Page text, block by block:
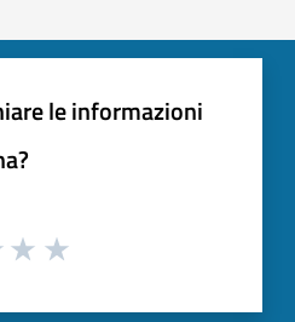
le informazioni